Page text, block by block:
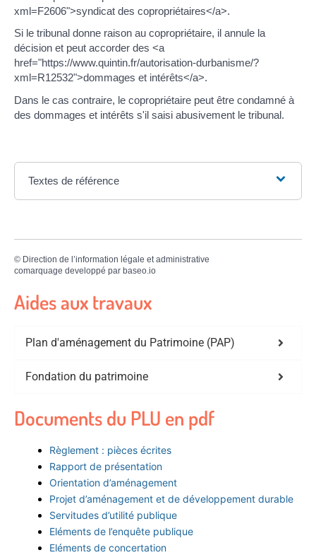
xml=F2606">syndicat des copropriétaires</a>.
Si le tribunal donne raison au copropriétaire, il annule la
décision et peut accorder des <a
href="https://www.quintin.fr/autorisation-durbanisme/?
xml=R12532">dommages et intérêts</a>.
Dans le cas contraire, le copropriétaire peut être condamné à
des dommages et intérêts s'il saisi abusivement le tribunal.
Textes de référence
© Direction de l’information légale et administrative
comarquage developpé par baseo.io
Aides aux travaux
Plan d'aménagement du Patrimoine (PAP)
Fondation du patrimoine
Documents du PLU en pdf
Règlement : pièces écrites
Rapport de présentation
Orientation d’aménagement
Projet d’aménagement et de développement durable
Servitudes d’utilité publique
Eléments de l’enquête publique
Eléments de concertation